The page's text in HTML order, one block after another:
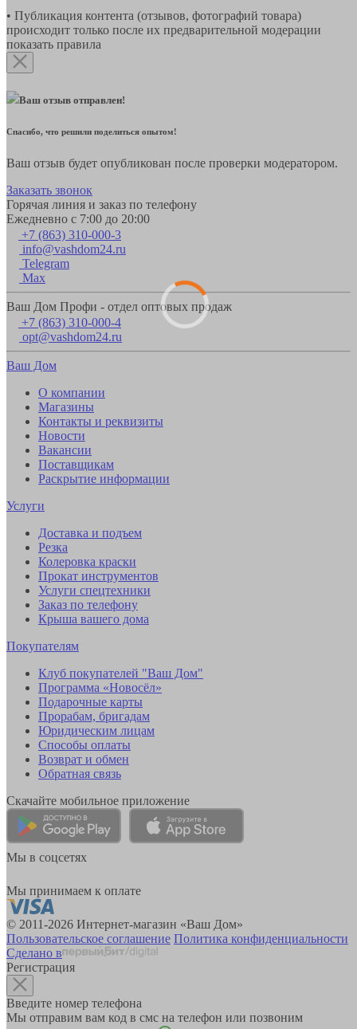
• Публикация контента (отзывов, фотографий товара)
происходит только после их предварительной модерации
показать правила
Ваш отзыв отправлен!
Спасибо, что решили поделиться опытом!
Ваш отзыв будет опубликован после проверки модератором.
Заказать звонок
Горячая линия и заказ по телефону
Ежедневно с 7:00 до 20:00
+7 (863) 310-000-3
info@vashdom24.ru
Telegram
Max
Ваш Дом Профи - отдел оптовых продаж
+7 (863) 310-000-4
opt@vashdom24.ru
Ваш Дом
О компании
Магазины
Контакты и реквизиты
Новости
Вакансии
Поставщикам
Раскрытие информации
Услуги
Доставка и подъем
Резка
Колеровка краски
Прокат инструментов
Услуги спецтехники
Заказ по телефону
Крыша вашего дома
Покупателям
Клуб покупателей "Ваш Дом"
Программа «Новосёл»
Подарочные карты
Прорабам, бригадам
Юридическим лицам
Способы оплаты
Возврат и обмен
Обратная связь
Скачайте мобильное приложение
Мы в соцсетях
Мы принимаем к оплате
© 2011-2026 Интернет-магазин «Ваш Дом»
Пользовательское соглашение Политика конфиденциальности
Сделано в
Регистрация
Введите номер телефона
Мы отправим вам код в смс на телефон или позвоним